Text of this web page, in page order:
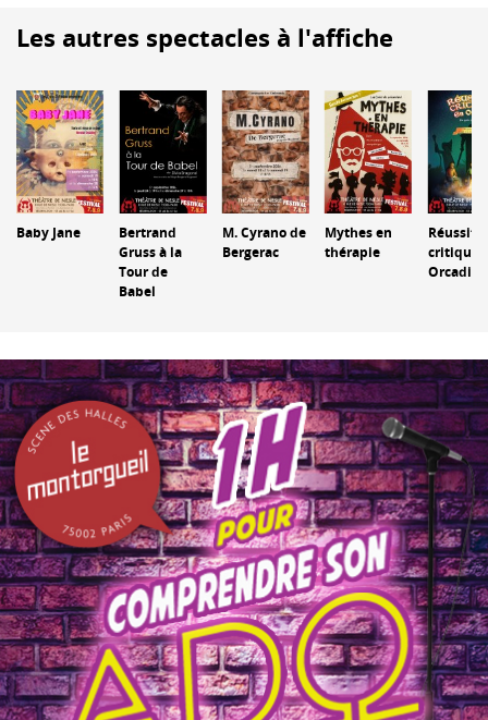
Les autres spectacles à l'affiche
Baby Jane
Bertrand
Gruss à la
Tour de
Babel
M. Cyrano de
Bergerac
Mythes en
thérapie
Réussite
critique
Orcadie